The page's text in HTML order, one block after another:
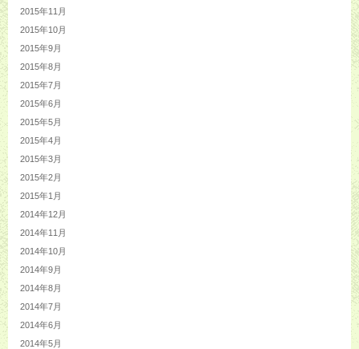
2015年11月
2015年10月
2015年9月
2015年8月
2015年7月
2015年6月
2015年5月
2015年4月
2015年3月
2015年2月
2015年1月
2014年12月
2014年11月
2014年10月
2014年9月
2014年8月
2014年7月
2014年6月
2014年5月